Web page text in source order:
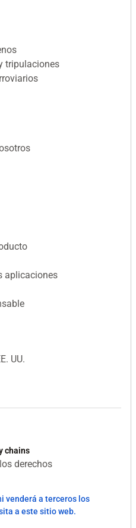
tripulaciones
aplicaciones
UU.
chains
derechos
venderá a terceros los
a este sitio web.